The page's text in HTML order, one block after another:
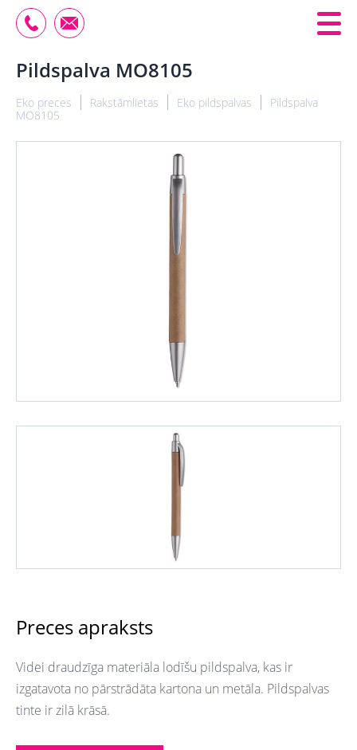
Pildspalva MO8105
Eko preces Rakstāmlietas Eko pildspalvas
Pildspalva
MO8105
Preces apraksts
Videi draudzīga materiāla lodīšu pildspalva, kas ir
izgatavota no pārstrādāta kartona un metāla. Pildspalvas
tinte ir zilā krāsā.